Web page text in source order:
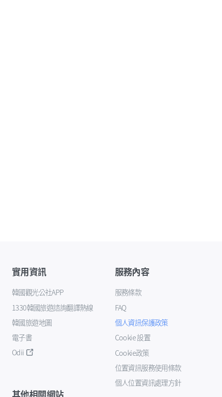
實用資訊
韓國觀光公社APP
1330韓國旅遊諮詢翻譯熱線
韓國旅遊地圖
電子書
Odii
服務內容
服務條款
FAQ
個人資訊保護政策
Cookie 設置
Cookie政策
位置資訊服務使用條款
個人位置資訊處理方針
其他相關網站